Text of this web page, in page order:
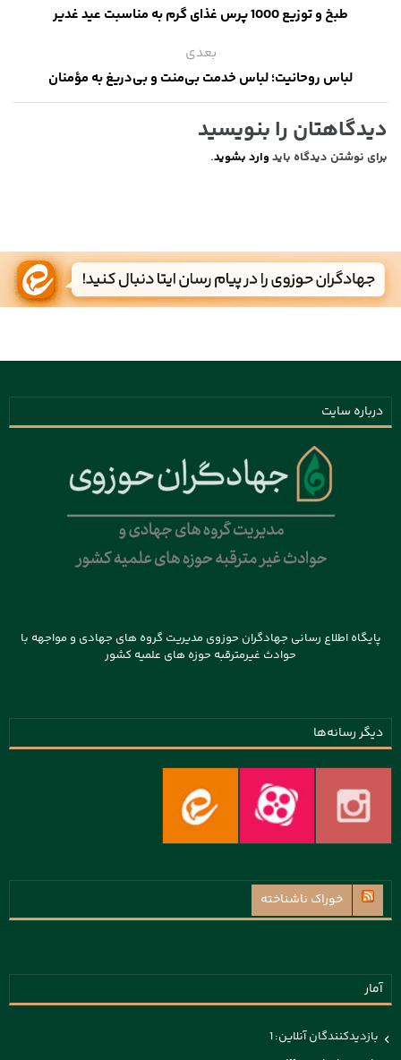
طبخ و توزیع 1000 پرس غذای گرم به مناسبت عید غدیر
بعدی
لباس روحانیت؛ لباس خدمت بی‌منت و بی‌دریغ به مؤمنان
دیدگاهتان را بنویسید
برای نوشتن دیدگاه باید وارد بشوید.
درباره سایت
پایگاه اطلاع رسانی جهادگران حوزوی مدیریت گروه های جهادی و مواجهه با
حوادث غیرمترقبه حوزه های علمیه کشور
دیگر رسانه‌ها
خوراک ناشناخته
آمار
بازدیدکنندگان آنلاین:1